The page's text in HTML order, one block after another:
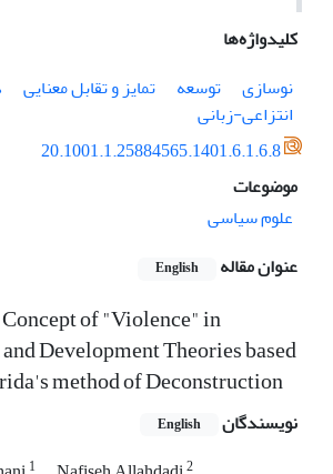
کلیدواژه‌ها
نوسازی
توسعه تمایز و تقابل معنایی
انتزاعی-زبانی
20.1001.1.25884565.1401.6.1.6.8
موضوعات
علوم سیاسی
عنوان مقاله
English
of "Violence" in
Development Theories based
method of Deconstruction
نویسندگان English
1
2